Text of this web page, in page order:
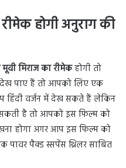
होगी अनुराग की
मिराज का रीमेकहोगी तो
पाए हैं तो आपको लिए एक
हिंदी वर्जन में देख सकते हैं लेकिन
है तो आपको इस फिल्म को
होगा अगर आप इस फिल्म को
पैक्ड स्सपेंस थ्रिलर साबित